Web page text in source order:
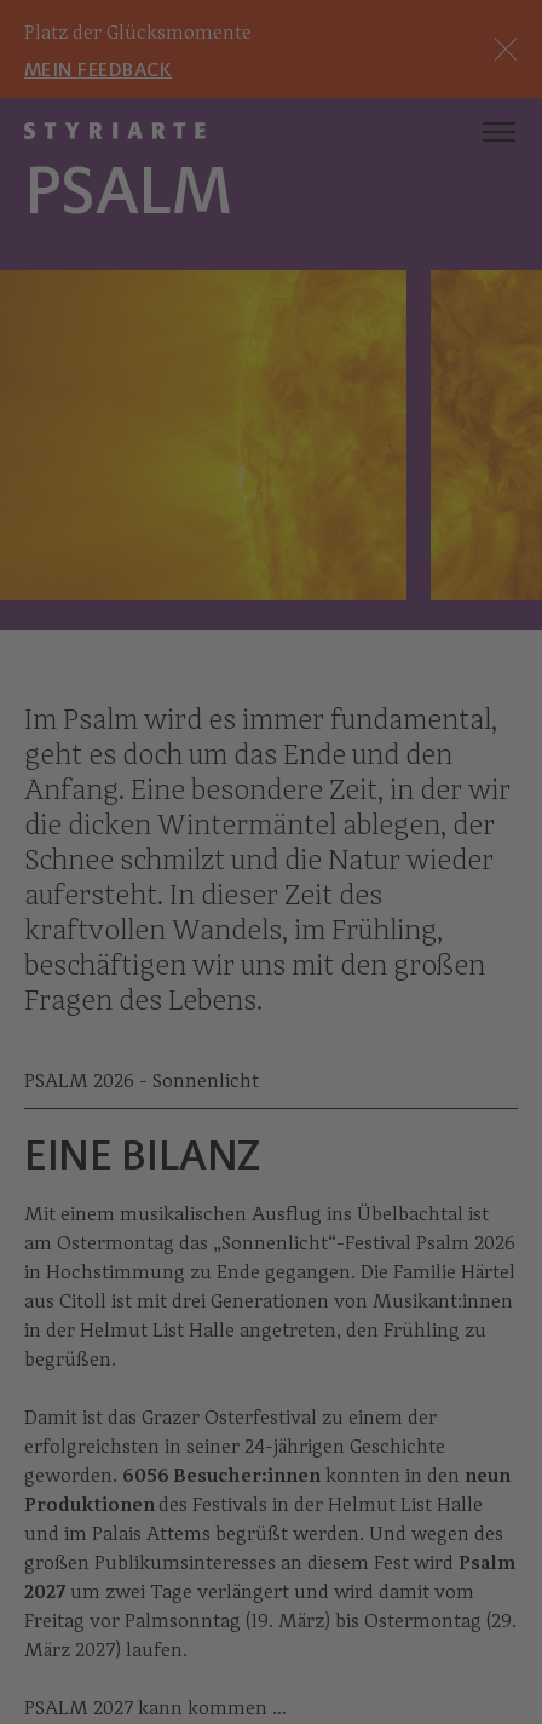
Platz der Glücksmomente
MEIN FEEDBACK
PSALM
Im Psalm wird es immer fundamental,
geht es doch um das Ende und den
Anfang. Eine besondere Zeit, in der wir
die dicken Wintermäntel ablegen, der
Schnee schmilzt und die Natur wieder
aufersteht. In dieser Zeit des
kraftvollen Wandels, im Frühling,
beschäftigen wir uns mit den großen
Fragen des Lebens.
PSALM 2026 - Sonnenlicht
EINE BILANZ
Mit einem musikalischen Ausflug ins Übelbachtal ist
am Ostermontag das „Sonnenlicht“-Festival Psalm 2026
in Hochstimmung zu Ende gegangen. Die Familie Härtel
aus Citoll ist mit drei Generationen von Musikant:innen
in der Helmut List Halle angetreten, den Frühling zu
begrüßen.
Damit ist das Grazer Osterfestival zu einem der
erfolgreichsten in seiner 24-jährigen Geschichte
geworden. 6056 Besucher:innen konnten in den neun
Produktionen des Festivals in der Helmut List Halle
und im Palais Attems begrüßt werden. Und wegen des
großen Publikumsinteresses an diesem Fest wird Psalm
2027 um zwei Tage verlängert und wird damit vom
Freitag vor Palmsonntag (19. März) bis Ostermontag (29.
März 2027) laufen.
PSALM 2027 kann kommen …